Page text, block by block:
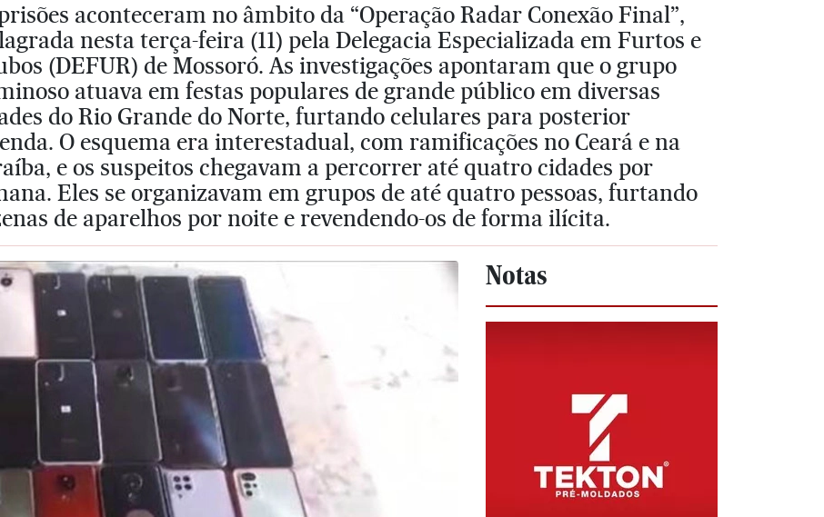
aconteceram no âmbito da “Operação Radar Conexão Final”,
nesta terça-feira (11) pela Delegacia Especializada em Furtos e
(DEFUR) de Mossoró. As investigações apontaram que o grupo
atuava em festas populares de grande público em diversas
do Rio Grande do Norte, furtando celulares para posterior
O esquema era interestadual, com ramificações no Ceará e na
e os suspeitos chegavam a percorrer até quatro cidades por
Eles se organizavam em grupos de até quatro pessoas, furtando
de aparelhos por noite e revendendo-os de forma ilícita.
Notas